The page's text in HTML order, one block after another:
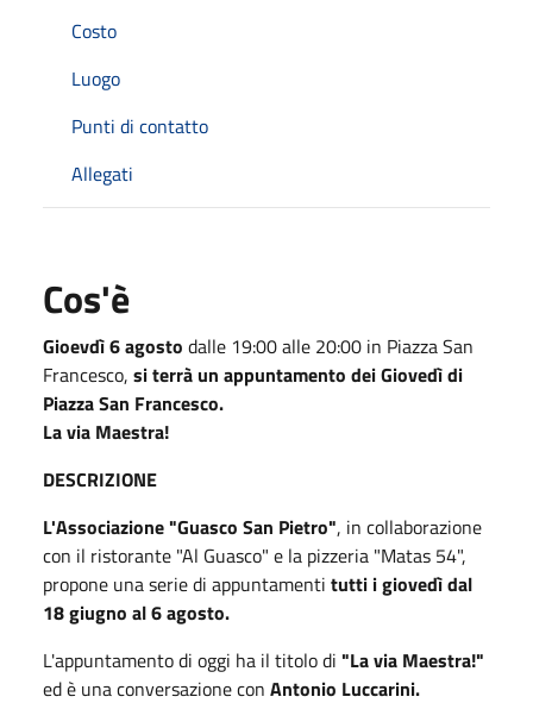
Costo
Luogo
Punti di contatto
Allegati
Cos'è
Gioevdì 6 agosto dalle 19:00 alle 20:00 in Piazza San
Francesco, si terrà un appuntamento dei Giovedì di
Piazza San Francesco.
La via Maestra!
DESCRIZIONE
L'Associazione "Guasco San Pietro", in collaborazione
con il ristorante "Al Guasco" e la pizzeria "Matas 54",
propone una serie di appuntamenti tutti i giovedì dal
18 giugno al 6 agosto.
L'appuntamento di oggi ha il titolo di "La via Maestra!"
ed è una conversazione con Antonio Luccarini.